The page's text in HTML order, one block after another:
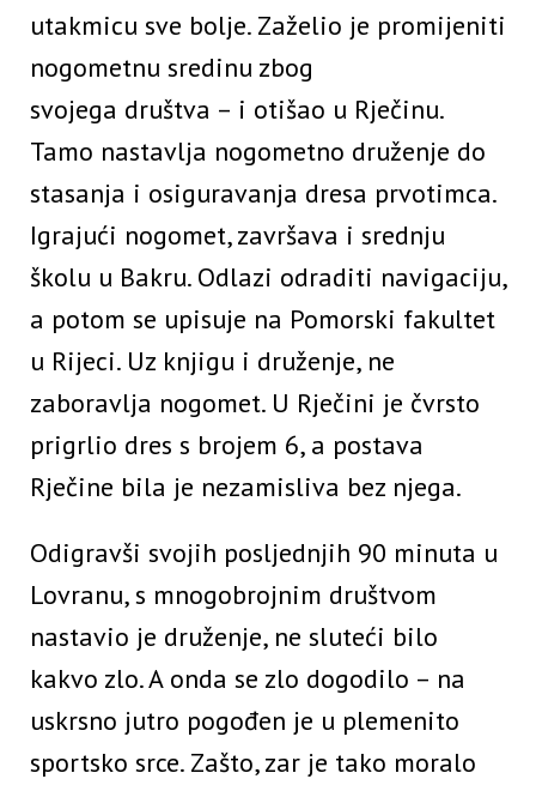
utakmicu sve bolje. Zaželio je promijeniti
nogometnu sredinu zbog
svojega društva – i otišao u Rječinu.
Tamo nastavlja nogometno druženje do
stasanja i osiguravanja dresa prvotimca.
Igrajući nogomet, završava i srednju
školu u Bakru. Odlazi odraditi navigaciju,
a potom se upisuje na Pomorski fakultet
u Rijeci. Uz knjigu i druženje, ne
zaboravlja nogomet. U Rječini je čvrsto
prigrlio dres s brojem 6, a postava
Rječine bila je nezamisliva bez njega.
Odigravši svojih posljednjih 90 minuta u
Lovranu, s mnogobrojnim društvom
nastavio je druženje, ne sluteći bilo
kakvo zlo. A onda se zlo dogodilo – na
uskrsno jutro pogođen je u plemenito
sportsko srce. Zašto, zar je tako moralo